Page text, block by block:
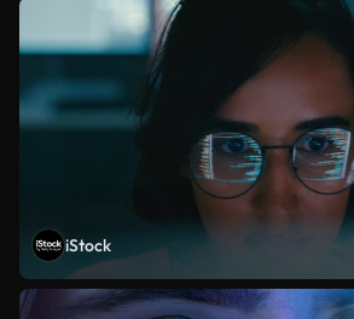
iStock